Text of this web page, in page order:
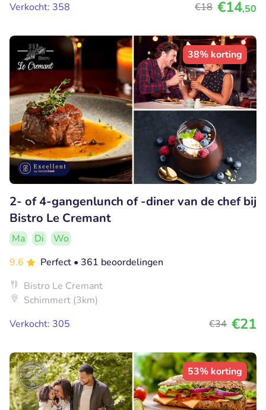
Verkocht: 358 €18 €14,50
38% korting
2- of 4-gangenlunch of -diner van de chef bij
Bistro Le Cremant
Ma Di
Wo
9.6
Perfect • 361 beoordelingen
Bistro Le Cremant
Schimmert (3km)
Verkocht: 305
€34 €21
53% korting